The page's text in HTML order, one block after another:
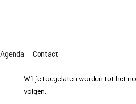
Agenda Contact
Wil je toegelaten worden tot het
volgen.